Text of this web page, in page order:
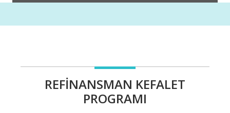
REFİNANSMAN KEFALET
PROGRAMI